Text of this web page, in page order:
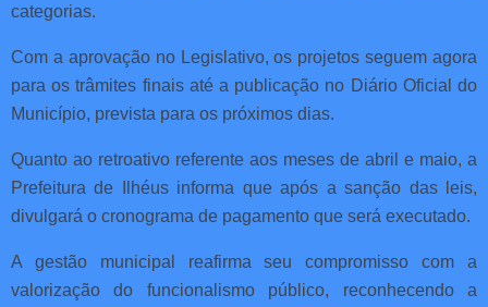
categorias.
Com a aprovação no Legislativo, os projetos seguem agora
para os trâmites finais até a publicação no Diário Oficial do
Município, prevista para os próximos dias.
Quanto ao retroativo referente aos meses de abril e maio, a
Prefeitura de Ilhéus informa que após a sanção das leis,
divulgará o cronograma de pagamento que será executado.
A gestão municipal reafirma seu compromisso com a
valorização do funcionalismo público, reconhecendo a